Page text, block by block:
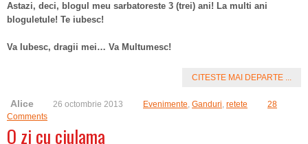
Astazi, deci, blogul meu sarbatoreste 3 (trei) ani! La multi ani
bloguletule! Te iubesc!
Va Iubesc, dragii mei… Va Multumesc!
CITESTE MAI DEPARTE ...
Alice 26 octombrie 2013 Evenimente, Ganduri, retete
28
Comments
O zi cu ciulama